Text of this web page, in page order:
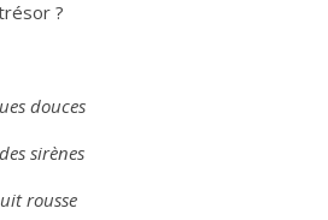
?
douces
sirènes
rousse